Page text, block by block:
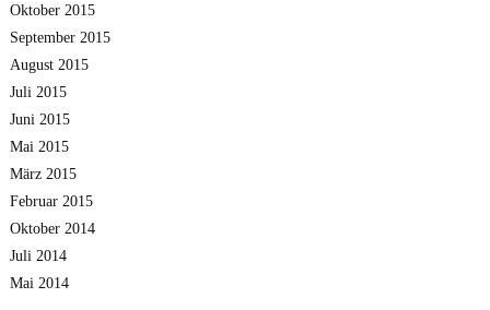
Oktober 2015
September 2015
August 2015
Juli 2015
Juni 2015
Mai 2015
März 2015
Februar 2015
Oktober 2014
Juli 2014
Mai 2014